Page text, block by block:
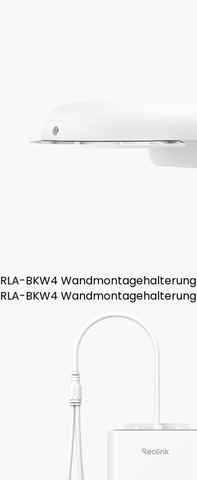
RLA-BKW4 Wandmontagehalterung
RLA-BKW4 Wandmontagehalterung